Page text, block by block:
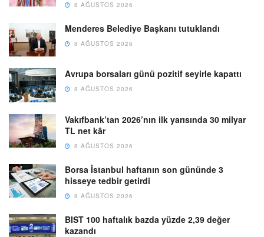
8 AĞUSTOS 2026
Menderes Belediye Başkanı tutuklandı
8 AĞUSTOS 2026
Avrupa borsaları günü pozitif seyirle kapattı
8 AĞUSTOS 2026
Vakıfbank’tan 2026’nın ilk yarısında 30 milyar
TL net kâr
8 AĞUSTOS 2026
Borsa İstanbul haftanın son gününde 3
hisseye tedbir getirdi
8 AĞUSTOS 2026
BIST 100 haftalık bazda yüzde 2,39 değer
kazandı